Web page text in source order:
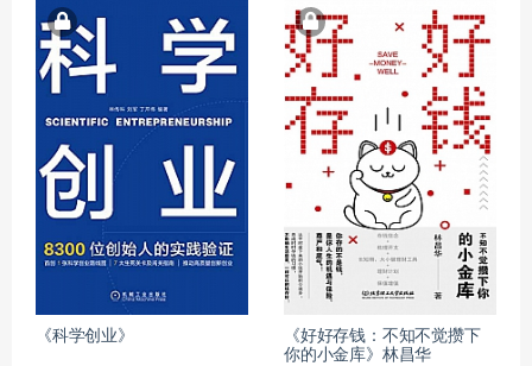
《科学创业》
《好好存钱：不知不觉攒下
你的小金库》林昌华